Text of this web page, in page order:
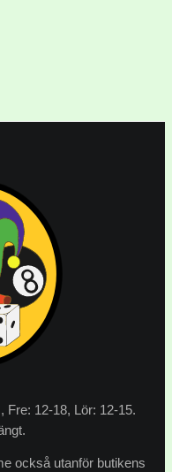
Fre: 12-18, Lör: 12-15.
också utanför butikens